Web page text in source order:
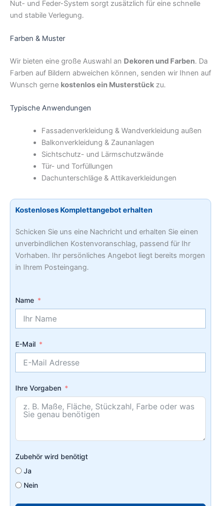
Nut- und Feder-System sorgt zusätzlich für eine schnelle
und stabile Verlegung.
Farben & Muster
Wir bieten eine große Auswahl an Dekoren und Farben. Da
Farben auf Bildern abweichen können, senden wir Ihnen auf
Wunsch gerne kostenlos ein Musterstück zu.
Typische Anwendungen
Fassadenverkleidung & Wandverkleidung außen
Balkonverkleidung & Zaunanlagen
Sichtschutz- und Lärmschutzwände
Tür- und Torfüllungen
Dachunterschläge & Attikaverkleidungen
Kostenloses Komplettangebot erhalten
Schicken Sie uns eine Nachricht und erhalten Sie einen
unverbindlichen Kostenvoranschlag, passend für Ihr
Vorhaben. Ihr persönliches Angebot liegt bereits morgen
in Ihrem Posteingang.
Name
E-Mail
Ihre Vorgaben
Zubehör wird benötigt
Ja
Nein